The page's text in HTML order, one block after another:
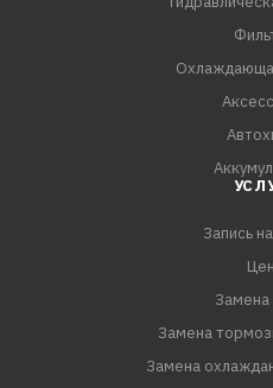
- Предотвращает
- Не требует демонтажа
элементов системы
Запись
Замена
Замена
Замена